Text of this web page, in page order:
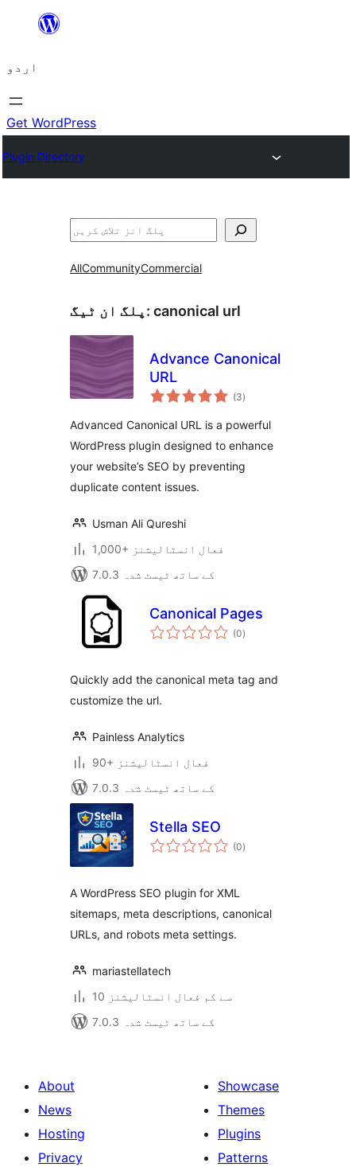
چھوڑیں
پر
جائیں
اردو
Get WordPress
Plugin Directory
تلاش
AllCommunityCommercial
پلگ ان ٹیگ: canonical url
Advance Canonical
URL
(3مجموعی
درجہ
)
Advanced Canonical URL is a powerful
WordPress plugin designed to enhance
your website’s SEO by preventing
duplicate content issues.
Usman Ali Qureshi
1,000+ فعال انسٹالیشنز
7.0.3 کے ساتھ ٹیسٹ شدہ
Canonical Pages
(0مجموعی
درجہ
)
Quickly add the canonical meta tag and
customize the url.
Painless Analytics
90+ فعال انسٹالیشنز
7.0.3 کے ساتھ ٹیسٹ شدہ
Stella SEO
(0مجموعی
درجہ
)
A WordPress SEO plugin for XML
sitemaps, meta descriptions, canonical
URLs, and robots meta settings.
mariastellatech
10 سے کم فعال انسٹالیشنز
7.0.3 کے ساتھ ٹیسٹ شدہ
About
News
Hosting
Privacy
Showcase
Themes
Plugins
Patterns